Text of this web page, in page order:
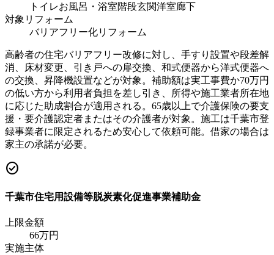
トイレお風呂・浴室階段玄関洋室廊下
対象リフォーム
バリアフリー化リフォーム
高齢者の住宅バリアフリー改修に対し、手すり設置や段差解
消、床材変更、引き戸への扉交換、和式便器から洋式便器へ
の交換、昇降機設置などが対象。補助額は実工事費か70万円
の低い方から利用者負担を差し引き、所得や施工業者所在地
に応じた助成割合が適用される。65歳以上で介護保険の要支
援・要介護認定者またはその介護者が対象。施工は千葉市登
録事業者に限定されるため安心して依頼可能。借家の場合は
家主の承諾が必要。
check_circle
千葉市住宅用設備等脱炭素化促進事業補助金
上限金額
66万円
実施主体